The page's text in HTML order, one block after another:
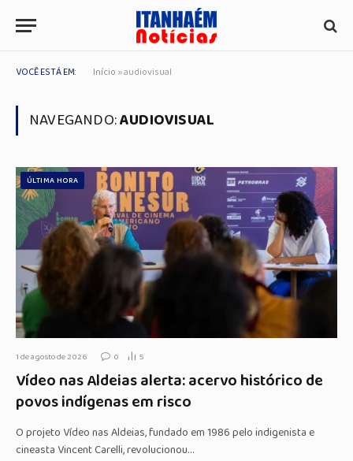
VOCÊ ESTÁ EM: Início »audiovisual
NAVEGANDO:AUDIOVISUAL
ÚLTIMA HORA
1 de agosto de 2026 0 5
Vídeo nas Aldeias alerta: acervo histórico de
povos indígenas em risco
O projeto Vídeo nas Aldeias, fundado em 1986 pelo indigenista e
cineasta Vincent Carelli, revolucionou…